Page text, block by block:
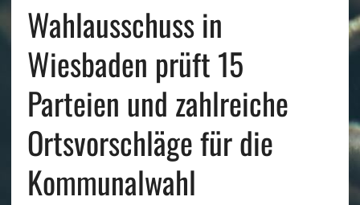
Wahlausschuss in
Wiesbaden prüft 15
Parteien und zahlreiche
Ortsvorschläge für die
Kommunalwahl